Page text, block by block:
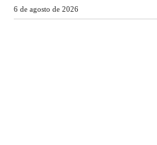
6 de agosto de 2026